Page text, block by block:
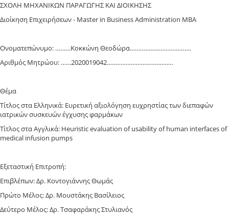
ΣΧΟΛΗ ΜΗΧΑΝΙΚΩΝ ΠΑΡΑΓΩΓΗΣ ΚΑΙ ΔΙΟΙΚΗΣΗΣ
Διοίκηση Επιχειρήσεων - Master in Business Administration ΜΒΑ
Ονοματεπώνυμο: ………Κοκκώνη Θεοδώρα………………………………
Αριθμός Μητρώου: ……2020019042…………………………………
Θέμα
Τίτλος στα Ελληνικά: Ευρετική αξιολόγηση ευχρηστίας των διεπαφών
ιατρικών συσκευών έγχυσης φαρμάκων
Τίτλος στα Αγγλικά: Heuristic evaluation of usability of human interfaces of
medical infusion pumps
Εξεταστική Επιτροπή:
Επιβλέπων: Δρ. Κοντογιάννης Θωμάς
Πρώτο Μέλος: Δρ. Μουστάκης Βασίλειος
Δεύτερο Μέλος: Δρ. Τσαφαράκης Στυλιανός